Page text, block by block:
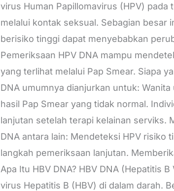
virus Human Papillomavirus (HPV)
melalui kontak seksual. Sebagian besar
berisiko tinggi dapat menyebabkan
Pemeriksaan HPV DNA mampu
yang terlihat melalui Pap Smear. Siapa
DNA umumnya dianjurkan untuk:
hasil Pap Smear yang tidak normal.
lanjutan setelah terapi kelainan serviks.
DNA antara lain: Mendeteksi HPV
langkah pemeriksaan lanjutan.
Apa Itu HBV DNA? HBV DNA (Hepatitis
virus Hepatitis B (HBV) di dalam darah.